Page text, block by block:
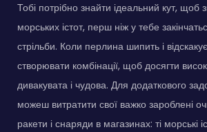
Тобі потрібно знайти ідеальний кут, щоб
морських істот, перш ніж у тебе
стрільби. Коли перлина шипить і
створювати комбінації, щоб досягти
дивакувата і чудова. Для додаткового
можеш витратити свої важко зароблені
ракети і снаряди в магазинах: ті морські